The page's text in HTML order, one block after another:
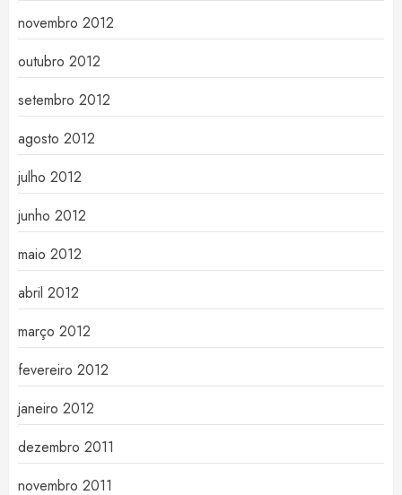
novembro 2012
outubro 2012
setembro 2012
agosto 2012
julho 2012
junho 2012
maio 2012
abril 2012
março 2012
fevereiro 2012
janeiro 2012
dezembro 2011
novembro 2011